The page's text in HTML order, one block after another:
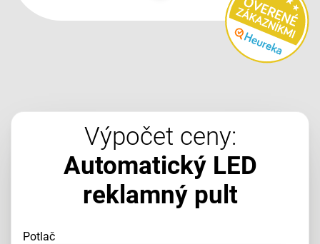
Výpočet ceny:
Automatický LED
reklamný pult
potlač